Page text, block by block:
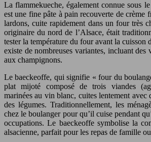
La flammekueche, également connue sous
est une fine pâte à pain recouverte de crème
lardons, cuite rapidement dans un four très
originaire du nord de l’Alsace, était
tester la température du four avant la cuisson
existe de nombreuses variantes, incluant des
aux champignons.
Le baeckeoffe, qui signifie « four du
plat mijoté composé de trois viandes
marinées au vin blanc, cuites lentement avec
des légumes. Traditionnellement, les
chez le boulanger pour qu’il cuise pendant
occupations. Le baeckeoffe symbolise la
alsacienne, parfait pour les repas de famille